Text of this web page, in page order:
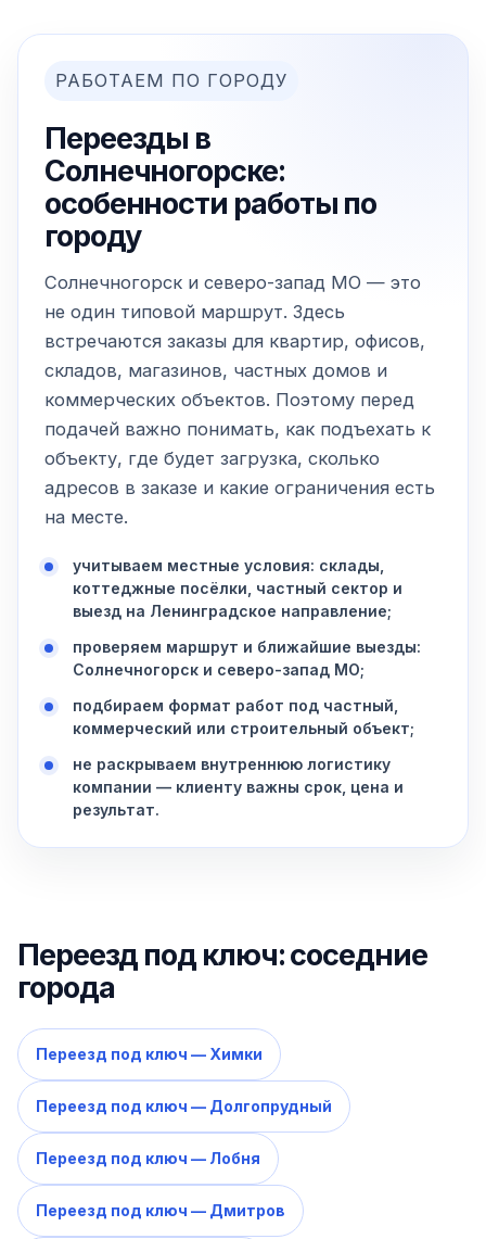
РАБОТАЕМ ПО ГОРОДУ
Переезды в
Солнечногорске:
особенности работы по
городу
Солнечногорск и северо-запад МО — это
не один типовой маршрут. Здесь
встречаются заказы для квартир, офисов,
складов, магазинов, частных домов и
коммерческих объектов. Поэтому перед
подачей важно понимать, как подъехать к
объекту, где будет загрузка, сколько
адресов в заказе и какие ограничения есть
на месте.
учитываем местные условия: склады,
коттеджные посёлки, частный сектор и
выезд на Ленинградское направление;
проверяем маршрут и ближайшие выезды:
Солнечногорск и северо-запад МО;
подбираем формат работ под частный,
коммерческий или строительный объект;
не раскрываем внутреннюю логистику
компании — клиенту важны срок, цена и
результат.
Переезд под ключ: соседние
города
Переезд под ключ — Химки
Переезд под ключ — Долгопрудный
Переезд под ключ — Лобня
Переезд под ключ — Дмитров